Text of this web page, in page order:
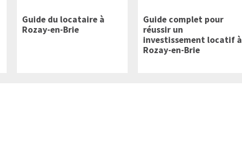
Guide du locataire à
Rozay-en-Brie
Guide complet pour
réussir un
investissement locatif à
Rozay-en-Brie